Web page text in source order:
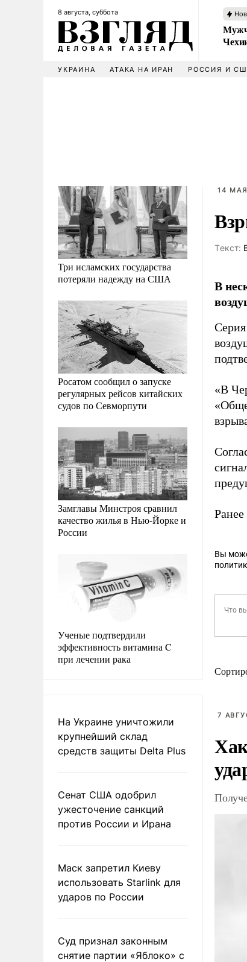
8 августа, суббота
УКРАИНА АТАКА НА ИРАН РОССИЯ И
Три исламских государства
потеряли надежду на США
Росатом сообщил о запуске
регулярных рейсов китайских
судов по Севморпути
Замглавы Минстроя сравнил
качество жилья в Нью-Йорке и
России
Ученые подтвердили
эффективность витамина C
при лечении рака
На Украине уничтожили
крупнейший склад
средств защиты Delta Plus
Сенат США одобрил
ужесточение санкций
против России и Ирана
Маск запретил Киеву
использовать Starlink для
ударов по России
Суд признал законным
снятие партии «Яблоко» с
14
Tекст:
В
«В
Вы
7